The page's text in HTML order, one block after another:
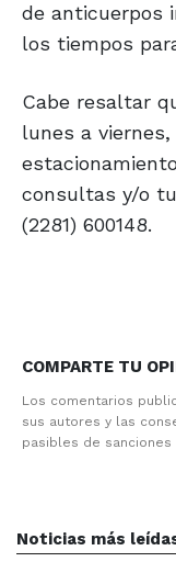
de anticuerpos
los tiempos
Cabe resaltar
lunes a
consultas y/o
(2281) 600148.
COMPARTE TU
Los comentarios
sus autores y las
pasibles de sanciones
Noticias más